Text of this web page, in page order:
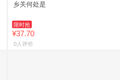
乡关何处是
限时抢
¥37.70
0人评价